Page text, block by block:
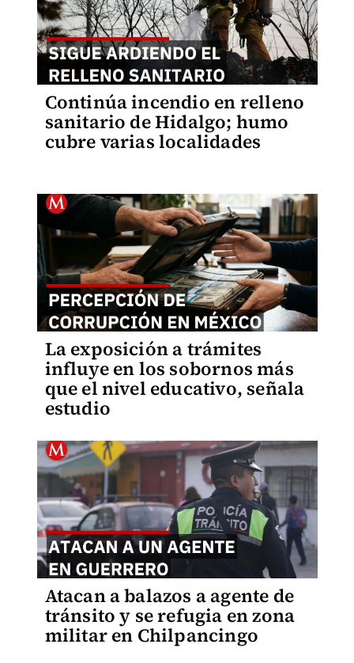
Continúa incendio en relleno
sanitario de Hidalgo; humo
cubre varias localidades
La exposición a trámites
influye en los sobornos más
que el nivel educativo, señala
estudio
Atacan a balazos a agente de
tránsito y se refugia en zona
militar en Chilpancingo